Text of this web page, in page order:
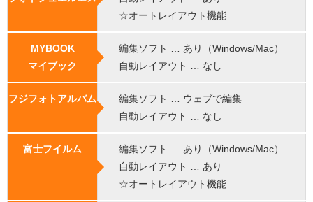
☆オートレイアウト機能
MYBOOK
マイブック
編集ソフト … あり（Windows/Mac）
自動レイアウト … なし
フジフォトアルバム
編集ソフト … ウェブで編集
自動レイアウト … なし
富士フイルム
編集ソフト … あり（Windows/Mac）
自動レイアウト … あり
☆オートレイアウト機能